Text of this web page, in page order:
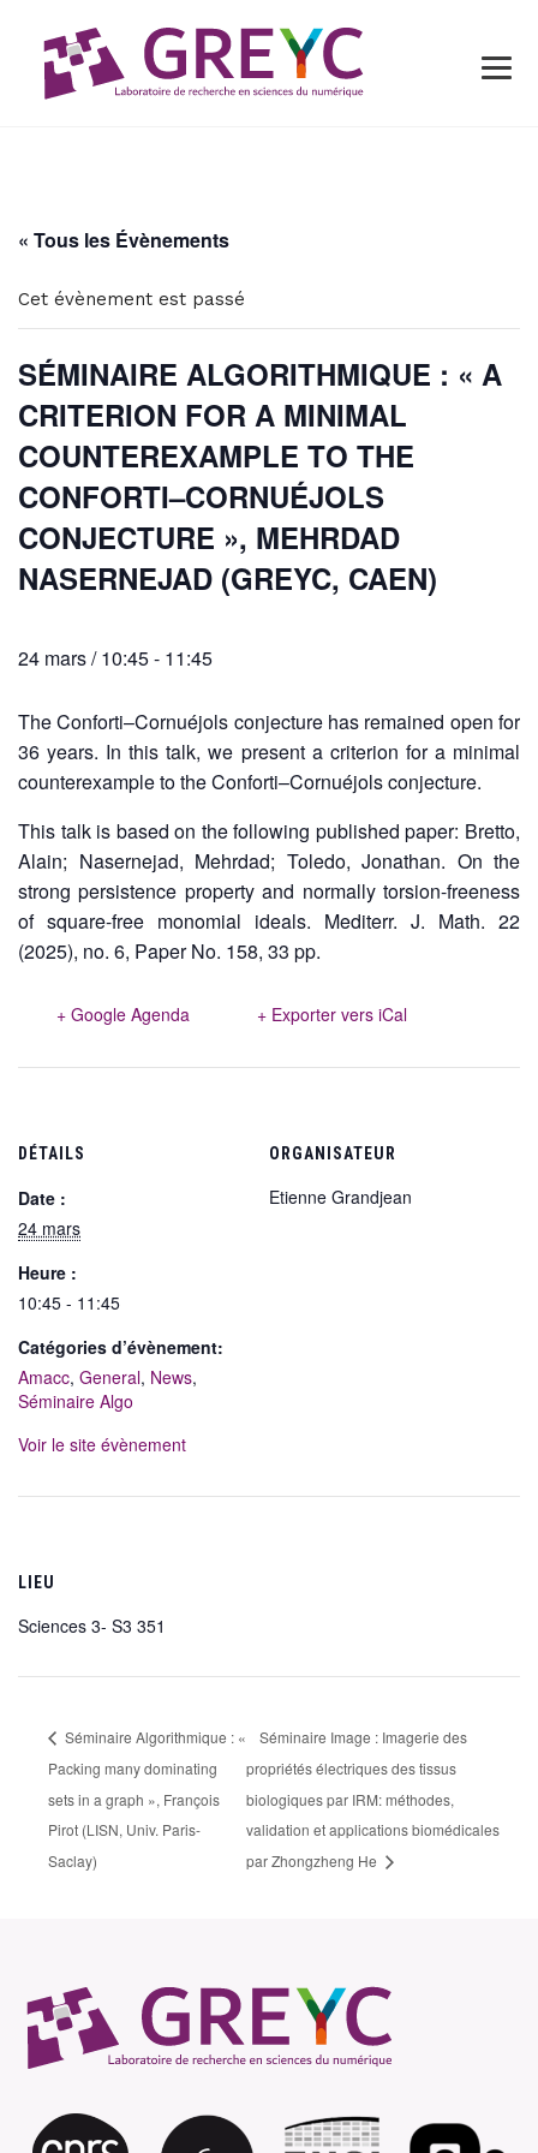
« Tous les Évènements
Cet évènement est passé
SÉMINAIRE ALGORITHMIQUE : « A
CRITERION FOR A MINIMAL
COUNTEREXAMPLE TO THE
CONFORTI–CORNUÉJOLS
CONJECTURE », MEHRDAD
NASERNEJAD (GREYC, CAEN)
24 mars / 10:45- 11:45
The Conforti–Cornuéjols conjecture has remained open for
36 years. In this talk, we present a criterion for a minimal
counterexample to the Conforti–Cornuéjols conjecture.
This talk is based on the following published paper: Bretto,
Alain; Nasernejad, Mehrdad; Toledo, Jonathan. On the
strong persistence property and normally torsion-freeness
of square-free monomial ideals. Mediterr. J. Math. 22
(2025), no. 6, Paper No. 158, 33 pp.
+ Google Agenda + Exporter vers iCal
DÉTAILS
Date :
24 mars
Heure :
10:45 - 11:45
Catégories d’évènement:
Amacc, General, News,
Séminaire Algo
Voir le site évènement
ORGANISATEUR
Etienne Grandjean
LIEU
Sciences 3- S3 351
Séminaire Algorithmique : «
Packing many dominating
sets in a graph », François
Pirot (LISN, Univ. Paris-
Saclay)
Séminaire Image : Imagerie des
propriétés électriques des tissus
biologiques par IRM: méthodes,
validation et applications biomédicales
par Zhongzheng He